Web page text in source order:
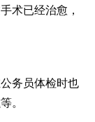
术已经治愈，
务员体检时也
。